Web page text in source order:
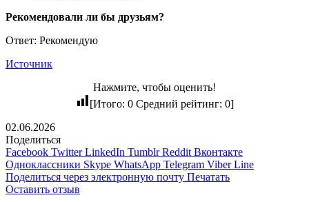
Рекомендовали ли бы друзьям?
Ответ: Рекомендую
Источник
Нажмите, чтобы оценить!
[Итого: 0Средний рейтинг: 0]
02.06.2026
Поделиться
Facebook Twitter LinkedIn Tumblr Reddit Вконтакте
Одноклассники Skype WhatsApp Telegram Viber Line
Поделиться через электронную почту Печатать
Оставить отзыв